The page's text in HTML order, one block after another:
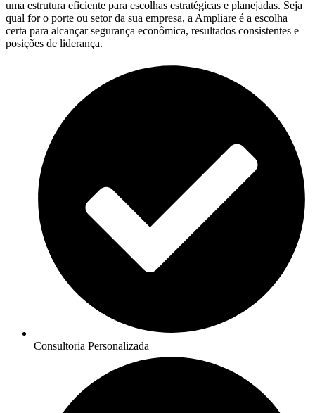
uma estrutura eficiente para escolhas estratégicas e planejadas. Seja
qual for o porte ou setor da sua empresa, a Ampliare é a escolha
certa para alcançar segurança econômica, resultados consistentes e
posições de liderança.
Consultoria Personalizada